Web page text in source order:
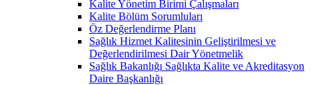
Kalite Yönetim Birimi Çalışmaları
Kalite Bölüm Sorumluları
Öz Değerlendirme Planı
Sağlık Hizmet Kalitesinin Geliştirilmesi ve
Değerlendirilmesi Dair Yönetmelik
Sağlık Bakanlığı Sağlıkta Kalite ve Akreditasyon
Daire Başkanlığı